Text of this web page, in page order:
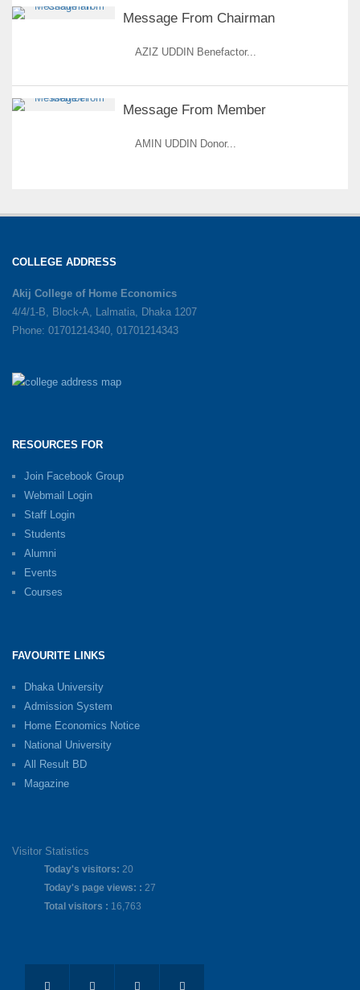
Message From Chairman
AZIZ UDDIN Benefactor...
Message From Member
AMIN UDDIN Donor...
COLLEGE ADDRESS
Akij College of Home Economics
4/4/1-B, Block-A, Lalmatia, Dhaka 1207
Phone: 01701214340, 01701214343
RESOURCES FOR
Join Facebook Group
Webmail Login
Staff Login
Students
Alumni
Events
Courses
FAVOURITE LINKS
Dhaka University
Admission System
Home Economics Notice
National University
All Result BD
Magazine
Visitor Statistics
Today's visitors: 20
Today's page views: : 27
Total visitors : 16,763